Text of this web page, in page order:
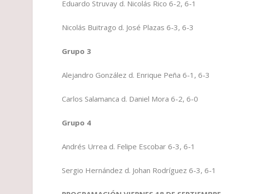
Eduardo Struvay d. Nicolás Rico 6-2, 6-1
Nicolás Buitrago d. José Plazas 6-3, 6-3
Grupo 3
Alejandro González d. Enrique Peña 6-1, 6-3
Carlos Salamanca d. Daniel Mora 6-2, 6-0
Grupo 4
Andrés Urrea d. Felipe Escobar 6-3, 6-1
Sergio Hernández d. Johan Rodríguez 6-3, 6-1